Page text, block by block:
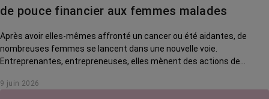
La vie autour
de pouce financier aux femmes malades
Après avoir elles-mêmes affronté un cancer ou été aidantes, de
nombreuses femmes se lancent dans une nouvelle voie.
Entreprenantes, entrepreneuses, elles mènent des actions de
Jo Guilmain, créatrice de l'association Mes amis, mes amours.
9 juin 2026